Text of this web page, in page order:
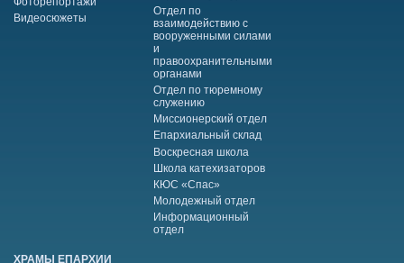
Видеосюжеты
Отдел по
взаимодействию с
вооруженными силами
и
правоохранительными
органами
Отдел по тюремному
служению
Миссионерский отдел
Епархиальный склад
Воскресная школа
Школа катехизаторов
КЮС «Спас»
Молодежный отдел
Информационный
отдел
ХРАМЫ ЕПАРХИИ